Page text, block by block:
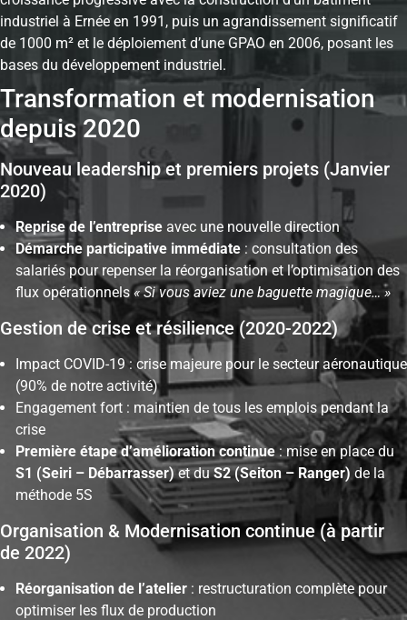
industriel à Ernée en 1991, puis un agrandissement significatif
de 1000 m² et le déploiement d’une GPAO en 2006, posant les
bases du développement industriel.
Transformation et modernisation
depuis 2020
Nouveau leadership et premiers projets (Janvier
2020)
Reprise de l’entreprise avec une nouvelle direction
Démarche participative immédiate : consultation des
salariés pour repenser la réorganisation et l’optimisation des
flux opérationnels« Si vous aviez une baguette magique… »
Gestion de crise et résilience (2020-2022)
Impact COVID-19 : crise majeure pour le secteur aéronautique
(90% de notre activité)
Engagement fort : maintien de tous les emplois pendant la
crise
Première étape d’amélioration continue: mise en place du
S1 (Seiri – Débarrasser)et duS2 (Seiton – Ranger) de la
méthode 5S
Organisation & Modernisation continue (à partir
de 2022)
Réorganisation de l’atelier : restructuration complète pour
optimiser les flux de production